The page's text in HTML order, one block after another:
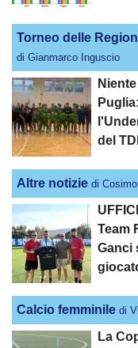
Torneo delle
di Gianmarco Inguscio
del
Altre notizie di
Team
Ganci
Calcio femminile di
La